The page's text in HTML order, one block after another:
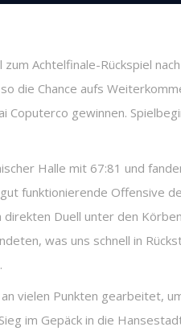
Achtelfinale-Rückspiel
die Chance aufs
Coputerco gewinnen.
Halle mit 67:81 und
funktionierende Offensive
Duell unter den
was uns schnell in
vielen Punkten gearbeitet,
im Gepäck in die